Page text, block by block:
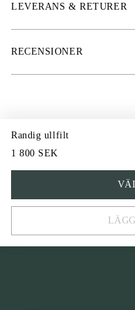
* 70% ull 30% polyester
LEVERANS & RETURER
RECENSIONER
Randig ullfilt
1 800 SEK